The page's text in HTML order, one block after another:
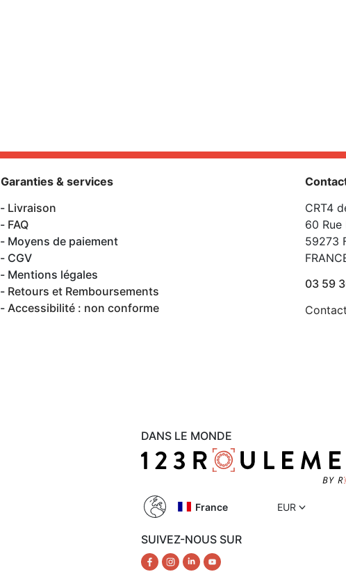
Garanties & services
Livraison
FAQ
Moyens de paiement
CGV
Mentions légales
Retours et Remboursements
Accessibilité : non conforme
CRT4
60 Rue
59273
03 59
DANS LE MONDE
France EUR
SUIVEZ-NOUS SUR